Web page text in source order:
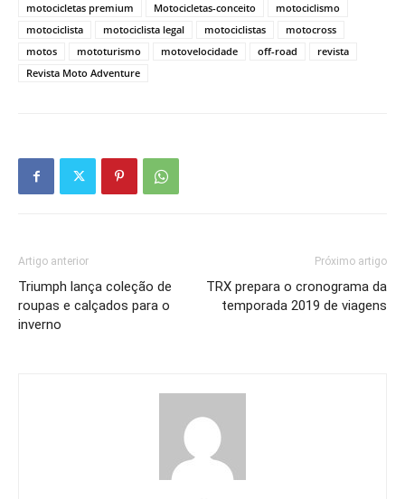
motocicletas premium
Motocicletas-conceito
motociclismo
motociclista
motociclista legal motociclistas
motocross
motos
mototurismo motovelocidade off-road
revista
Revista Moto Adventure
Artigo anterior
Triumph lança coleção de
roupas e calçados para o
inverno
Próximo artigo
TRX prepara o cronograma da
temporada 2019 de viagens